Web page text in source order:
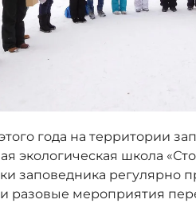
года на территории
экологическая школа
заповедника регулярно
разовые мероприятия